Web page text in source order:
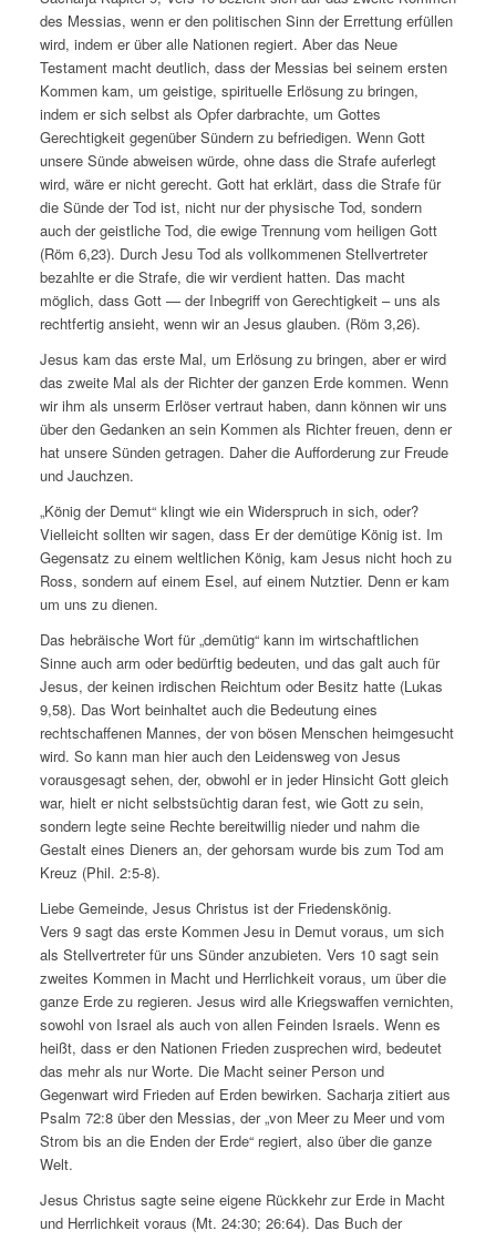
des Messias, wenn er den politischen Sinn der Errettung erfüllen
wird, indem er über alle Nationen regiert. Aber das Neue
Testament macht deutlich, dass der Messias bei seinem ersten
Kommen kam, um geistige, spirituelle Erlösung zu bringen,
indem er sich selbst als Opfer darbrachte, um Gottes
Gerechtigkeit gegenüber Sündern zu befriedigen. Wenn Gott
unsere Sünde abweisen würde, ohne dass die Strafe auferlegt
wird, wäre er nicht gerecht. Gott hat erklärt, dass die Strafe für
die Sünde der Tod ist, nicht nur der physische Tod, sondern
auch der geistliche Tod, die ewige Trennung vom heiligen Gott
(Röm 6,23). Durch Jesu Tod als vollkommenen Stellvertreter
bezahlte er die Strafe, die wir verdient hatten. Das macht
möglich, dass Gott — der Inbegriff von Gerechtigkeit – uns als
rechtfertig ansieht, wenn wir an Jesus glauben. (Röm 3,26).
Jesus kam das erste Mal, um Erlösung zu bringen, aber er wird
das zweite Mal als der Richter der ganzen Erde kommen. Wenn
wir ihm als unserm Erlöser vertraut haben, dann können wir uns
über den Gedanken an sein Kommen als Richter freuen, denn er
hat unsere Sünden getragen. Daher die Aufforderung zur Freude
und Jauchzen.
„König der Demut“ klingt wie ein Widerspruch in sich, oder?
Vielleicht sollten wir sagen, dass Er der demütige König ist. Im
Gegensatz zu einem weltlichen König, kam Jesus nicht hoch zu
Ross, sondern auf einem Esel, auf einem Nutztier. Denn er kam
um uns zu dienen.
Das hebräische Wort für „demütig“ kann im wirtschaftlichen
Sinne auch arm oder bedürftig bedeuten, und das galt auch für
Jesus, der keinen irdischen Reichtum oder Besitz hatte (Lukas
9,58). Das Wort beinhaltet auch die Bedeutung eines
rechtschaffenen Mannes, der von bösen Menschen heimgesucht
wird. So kann man hier auch den Leidensweg von Jesus
vorausgesagt sehen, der, obwohl er in jeder Hinsicht Gott gleich
war, hielt er nicht selbstsüchtig daran fest, wie Gott zu sein,
sondern legte seine Rechte bereitwillig nieder und nahm die
Gestalt eines Dieners an, der gehorsam wurde bis zum Tod am
Kreuz (Phil. 2:5-8).
Liebe Gemeinde, Jesus Christus ist der Friedenskönig.
Vers 9 sagt das erste Kommen Jesu in Demut voraus, um sich
als Stellvertreter für uns Sünder anzubieten. Vers 10 sagt sein
zweites Kommen in Macht und Herrlichkeit voraus, um über die
ganze Erde zu regieren. Jesus wird alle Kriegswaffen vernichten,
sowohl von Israel als auch von allen Feinden Israels. Wenn es
heißt, dass er den Nationen Frieden zusprechen wird, bedeutet
das mehr als nur Worte. Die Macht seiner Person und
Gegenwart wird Frieden auf Erden bewirken. Sacharja zitiert aus
Psalm 72:8 über den Messias, der „von Meer zu Meer und vom
Strom bis an die Enden der Erde“ regiert, also über die ganze
Welt.
Jesus Christus sagte seine eigene Rückkehr zur Erde in Macht
und Herrlichkeit voraus (Mt. 24:30; 26:64). Das Buch der